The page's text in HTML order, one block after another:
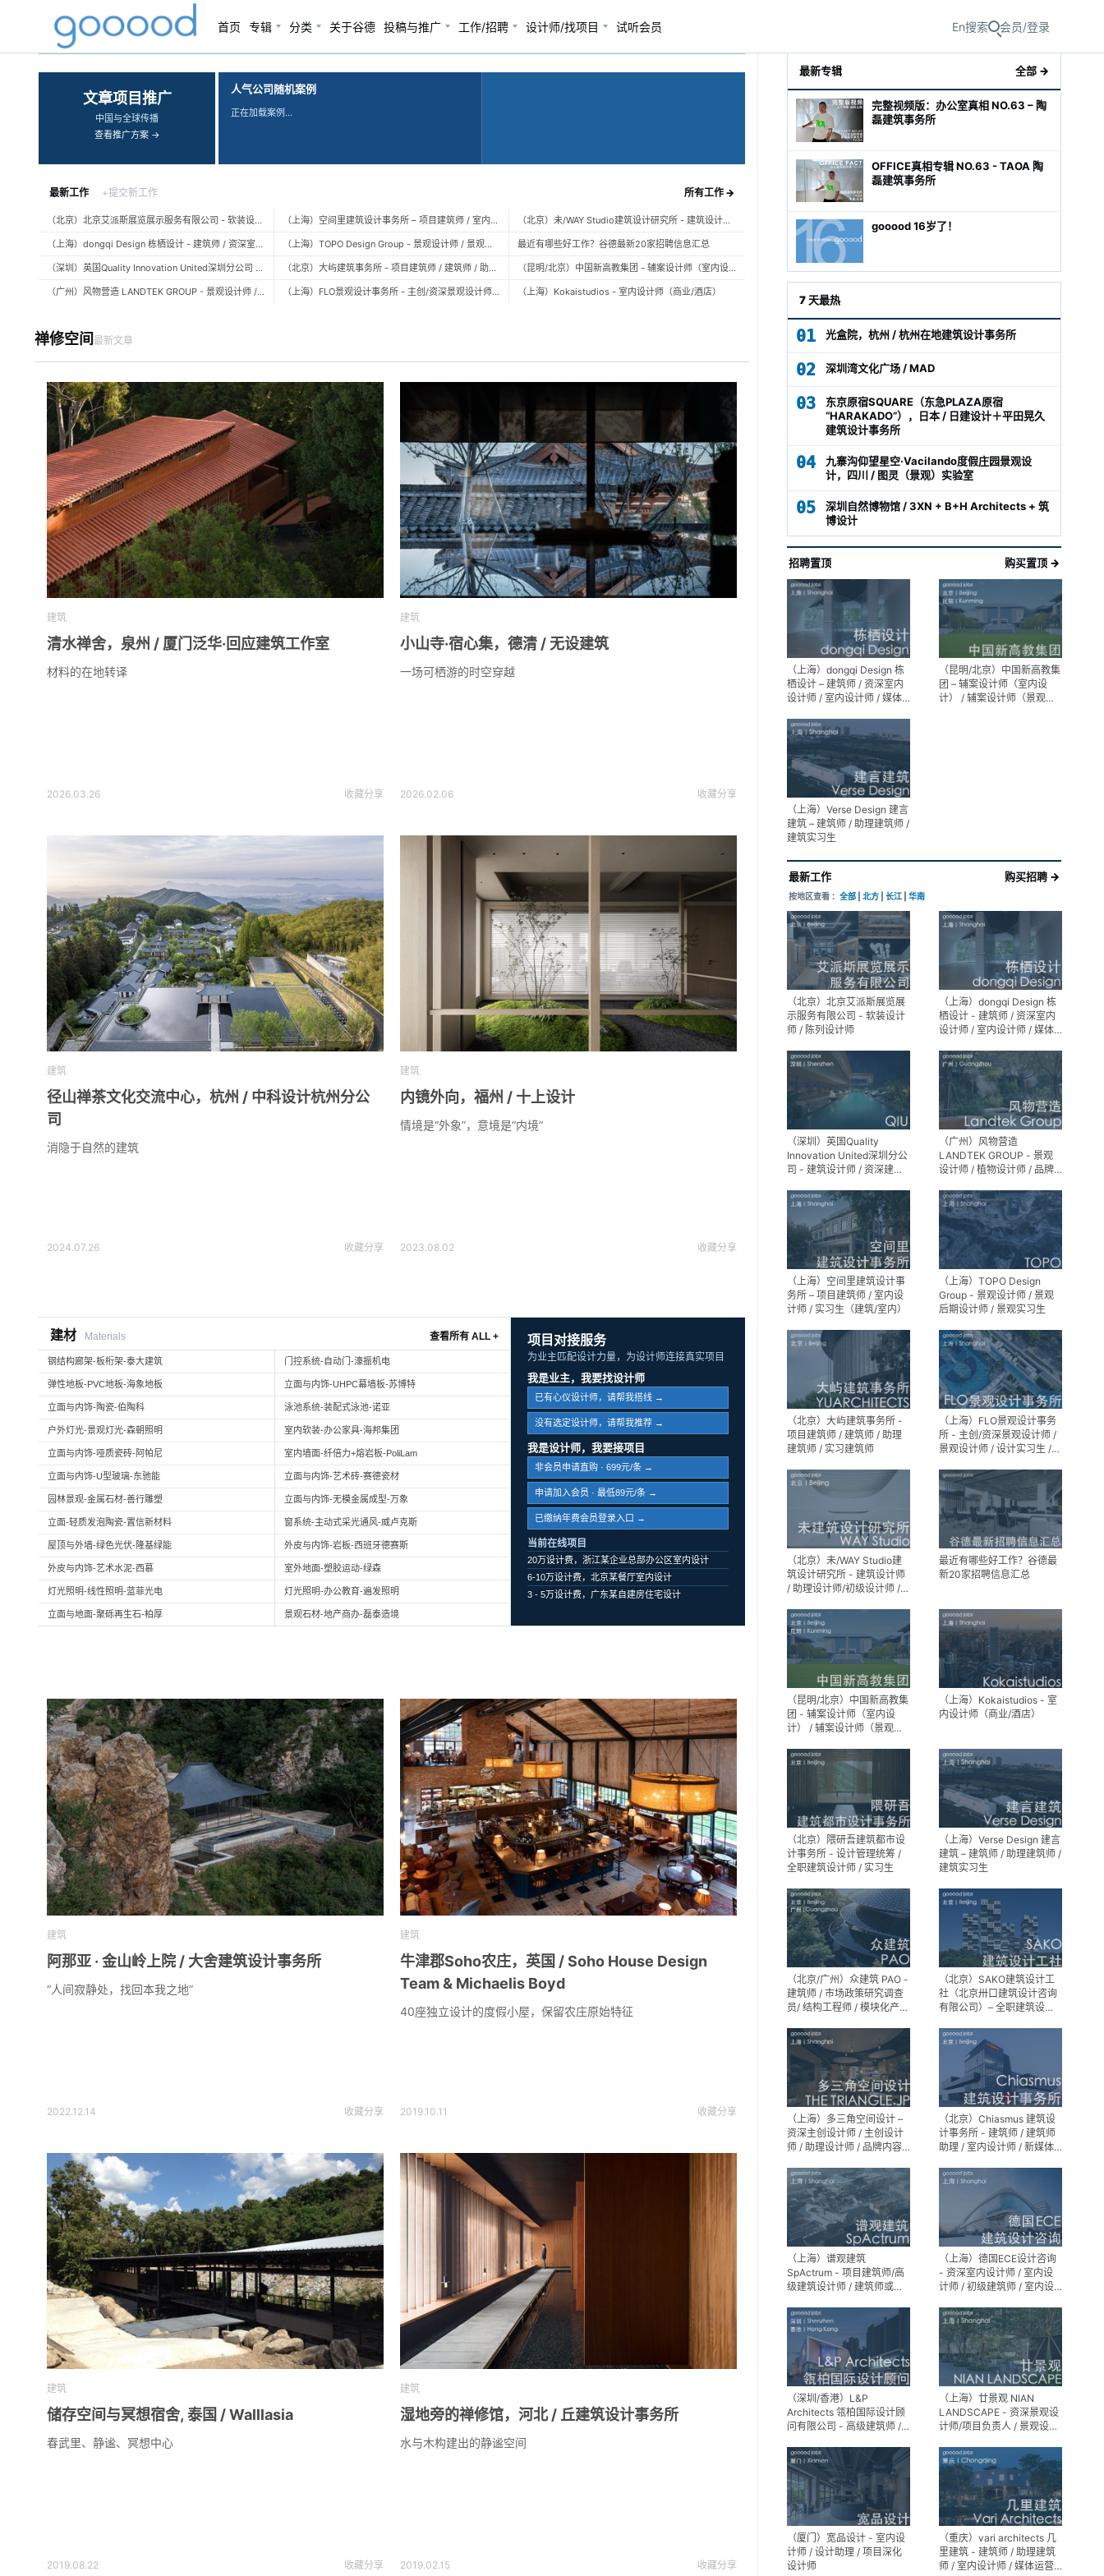
首页 专辑 分类 关于谷德 投稿与推广 工作/招聘 设计师/找项目 试听会员 En搜索 会员/登录
‹ ›
文章项目推广
中国与全球传播
查看推广方案 →
人气公司随机案例
正在加载案例…
最新工作 +提交新工作 所有工作 →
（北京）北京艾派斯展览展示服务有限公司 - 软装设计师 / 陈列设计师
（上海）dongqi Design 栋栖设计 - 建筑师 / 资深室内设计师 / 室内设计师 / 媒体及公共关系主管 / 设计实习生（常年招聘）
（深圳）英国Quality Innovation United深圳分公司 - 建筑设计师 / 资深建筑设计师 / 室内设计师 / 设计实习生
（广州）风物营造 LANDTEK GROUP - 景观设计师 / 植物设计师 / 品牌运营 / 实习生
（上海）空间里建筑设计事务所 – 项目建筑师 / 室内设计师 / 实习生（建筑/室内）
（上海）TOPO Design Group - 景观设计师 / 景观后期设计师 / 景观实习生
（北京）大屿建筑事务所 - 项目建筑师 / 建筑师 / 助理建筑师 / 实习建筑师
（上海）FLO景观设计事务所 - 主创/资深景观设计师 / 景观设计师 / 设计实习生 / 商务行政助理 / 助理施工图设计师
（北京）未/WAY Studio建筑设计研究所 - 建筑设计师 / 助理设计师/初级设计师 / 实习生 / 办公室行政与商务助理
最近有哪些好工作？谷德最新20家招聘信息汇总
（昆明/北京）中国新高教集团 - 辅案设计师（室内设计） / 辅案设计师（景观设计）/ 生活空间组长/教学空间组长 / 平面设计高级经理 / 展陈设计高级经理
（上海）Kokaistudios - 室内设计师（商业/酒店）
禅修空间 最新文章
建筑
清水禅舍，泉州 / 厦门泛华·回应建筑工作室
材料的在地转译
2026.03.26 收藏分享
建筑
小山寺·宿心集，德清 / 无设建筑
一场可栖游的时空穿越
2026.02.06 收藏分享
建筑
径山禅茶文化交流中心，杭州 / 中科设计杭州分公
司
消隐于自然的建筑
2024.07.26 收藏分享
建筑
内镜外向，福州 / 十上设计
情境是“外象”，意境是“内境”
2023.08.02 收藏分享
建材 Materials 查看所有 ALL +
钢结构廊架-板桁架-泰大建筑 门控系统-自动门-濠振机电
弹性地板-PVC地板-海象地板 立面与内饰-UHPC幕墙板-苏博特
立面与内饰-陶瓷-伯陶科 泳池系统-装配式泳池-诺亚
户外灯光-景观灯光-森朝照明 室内软装-办公家具-海邦集团
立面与内饰-哑质瓷砖-阿帕尼 室内墙面-纤倍力+熔岩板-PoliLam
立面与内饰-U型玻璃-东驰能 立面与内饰-艺术砖-赛德瓷材
园林景观-金属石材-善行雕塑 立面与内饰-无模金属成型-万象
立面-轻质发泡陶瓷-置信新材料 窗系统-主动式采光通风-威卢克斯
屋顶与外墙-绿色光伏-隆基绿能 外皮与内饰-岩板-西班牙德赛斯
外皮与内饰-艺术水泥-西慕 室外地面-塑胶运动-绿森
灯光照明-线性照明-蓝菲光电 灯光照明-办公教育-遍发照明
立面与地面-聚砾再生石-柏厚 景观石材-地产商办-磊泰造境
项目对接服务
为业主匹配设计力量，为设计师连接真实项目
我是业主，我要找设计师
已有心仪设计师，请帮我搭线 →
没有选定设计师，请帮我推荐 →
我是设计师，我要接项目
非会员申请直购 · 699元/条 →
申请加入会员 · 最低89元/条 →
已缴纳年费会员登录入口 →
当前在线项目
20万设计费，浙江某企业总部办公区室内设计
6-10万设计费，北京某餐厅室内设计
3 - 5万设计费，广东某自建房住宅设计
建筑
阿那亚 · 金山岭上院 / 大舍建筑设计事务所
“人间寂静处，找回本我之地”
2022.12.14 收藏分享
建筑
牛津郡Soho农庄，英国 / Soho House Design
Team & Michaelis Boyd
40座独立设计的度假小屋，保留农庄原始特征
2019.10.11 收藏分享
建筑
储存空间与冥想宿舍, 泰国 / Walllasia
春武里、静谧、冥想中心
2019.08.22 收藏分享
建筑
湿地旁的禅修馆，河北 / 丘建筑设计事务所
水与木构建出的静谧空间
2019.02.15 收藏分享
最新专辑 全部 →
完整视频版：办公室真相 NO.63 – 陶
磊建筑事务所
OFFICE真相专辑 NO.63 - TAOA 陶
磊建筑事务所
gooood 16岁了！
7 天最热
01 光盒院，杭州 / 杭州在地建筑设计事务所
02 深圳湾文化广场 / MAD
03
东京原宿SQUARE（东急PLAZA原宿
“HARAKADO”），日本 / 日建设计＋平田晃久
建筑设计事务所
04
九寨沟仰望星空·Vacilando度假庄园景观设
计，四川 / 图灵（景观）实验室
05
深圳自然博物馆 / 3XN + B+H Architects + 筑
博设计
招聘置顶 购买置顶 →
（上海）dongqi Design 栋
栖设计 – 建筑师 / 资深室内
设计师 / 室内设计师 / 媒体
生（常年招聘）
（昆明/北京）中国新高教集
团 – 辅案设计师（室内设
计） / 辅案设计师（景观设
（上海）Verse Design 建言
建筑 – 建筑师 / 助理建筑师 /
建筑实习生
最新工作 购买招聘 →
按地区查看 ： 全部 北方 长江 华南
（北京）北京艾派斯展览展
示服务有限公司 - 软装设计
师 / 陈列设计师
（上海）dongqi Design 栋
栖设计 - 建筑师 / 资深室内
设计师 / 室内设计师 / 媒体
生（常年招聘）
（深圳）英国Quality
Innovation United深圳分公
司 - 建筑设计师 / 资深建筑
实习生
（广州）风物营造
LANDTEK GROUP - 景观
设计师 / 植物设计师 / 品牌
（上海）空间里建筑设计事
务所 – 项目建筑师 / 室内设
计师 / 实习生（建筑/室内）
（上海）TOPO Design
Group - 景观设计师 / 景观
后期设计师 / 景观实习生
（北京）大屿建筑事务所 -
项目建筑师 / 建筑师 / 助理
建筑师 / 实习建筑师
（上海）FLO景观设计事务
所 - 主创/资深景观设计师 /
景观设计师 / 设计实习生 /
设计师
（北京）未/WAY Studio建
筑设计研究所 - 建筑设计师
/ 助理设计师/初级设计师 /
助理
最近有哪些好工作？谷德最
新20家招聘信息汇总
（昆明/北京）中国新高教集
团 - 辅案设计师（室内设
计） / 辅案设计师（景观设
间组长 / 平面设计高级经理 /
展陈设计高级经理
（上海）Kokaistudios - 室
内设计师（商业/酒店）
（北京）隈研吾建筑都市设
计事务所 - 设计管理统筹 /
全职建筑设计师 / 实习生
（上海）Verse Design 建言
建筑 – 建筑师 / 助理建筑师 /
建筑实习生
（北京/广州）众建筑 PAO -
建筑师 / 市场政策研究调查
员/ 结构工程师 / 模块化产品
师 / 机电工程师 / 实习生
（北京）SAKO建筑设计工
社（北京卅口建筑设计咨询
有限公司）– 全职建筑设计
（上海）多三角空间设计 –
资深主创设计师 / 主创设计
师 / 助理设计师 / 品牌内容
（北京）Chiasmus 建筑设
计事务所 - 建筑师 / 建筑师
助理 / 室内设计师 / 新媒体
（上海）谱观建筑
SpActrum - 项目建筑师/高
级建筑设计师 / 建筑师或助
媒体助理 / 实习生（建筑设
计/媒体，长期有效）
（上海）德国ECE设计咨询
- 资深室内设计师 / 室内设
计师 / 初级建筑师 / 室内设
习生
（深圳/香港）L&P
Architects 瓴柏国际设计顾
问有限公司 - 高级建筑师 /
精装设计师
（上海）廿景观 NIAN
LANDSCAPE - 资深景观设
计师/项目负责人 / 景观设计
（厦门）宽品设计 - 室内设
计师 / 设计助理 / 项目深化
设计师
（重庆）vari architects 几
里建筑 - 建筑师 / 助理建筑
师 / 室内设计师 / 媒体运营